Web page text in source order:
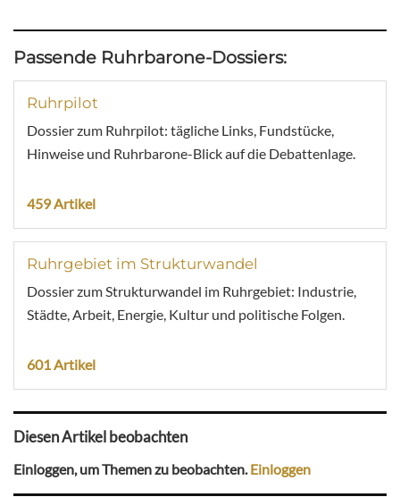
Passende Ruhrbarone-Dossiers:
Ruhrpilot
Dossier zum Ruhrpilot: tägliche Links, Fundstücke,
Hinweise und Ruhrbarone-Blick auf die Debattenlage.
459 Artikel
Ruhrgebiet im Strukturwandel
Dossier zum Strukturwandel im Ruhrgebiet: Industrie,
Städte, Arbeit, Energie, Kultur und politische Folgen.
601 Artikel
Diesen Artikel beobachten
Einloggen, um Themen zu beobachten.Einloggen